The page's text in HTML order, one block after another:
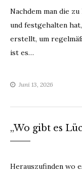
Nachdem man die
und festgehalten
erstellt, um
ist es…
Juni 13, 2026
„Wo gibt es
Herauszufinden wo